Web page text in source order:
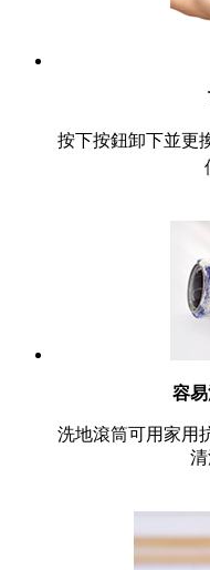
按下按鈕卸下並更
容
洗地滾筒可用家用